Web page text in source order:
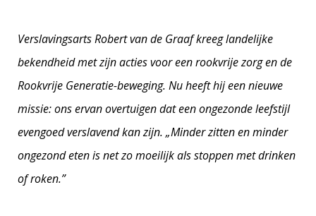
Verslavingsarts Robert van de Graaf kreeg landelijke
bekendheid met zijn acties voor een rookvrije zorg en de
Rookvrije Generatie-beweging. Nu heeft hij een nieuwe
missie: ons ervan overtuigen dat een ongezonde leefstijl
evengoed verslavend kan zijn. „Minder zitten en minder
ongezond eten is net zo moeilijk als stoppen met drinken
of roken.”